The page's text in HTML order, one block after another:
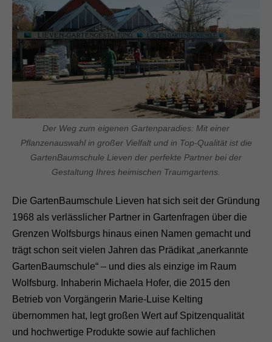
Der Weg zum eigenen Gartenparadies: Mit einer
Pflanzenauswahl in großer Vielfalt und in Top-Qualität ist die
GartenBaumschule Lieven der perfekte Partner bei der
Gestaltung Ihres heimischen Traumgartens.
Die GartenBaumschule Lieven hat sich seit der Gründung
1968 als verlässlicher Partner in Gartenfragen über die
Grenzen Wolfsburgs hinaus einen Namen gemacht und
trägt schon seit vielen Jahren das Prädikat „anerkannte
GartenBaumschule“ – und dies als einzige im Raum
Wolfsburg. Inhaberin Michaela Hofer, die 2015 den
Betrieb von Vorgängerin Marie-Luise Kelting
übernommen hat, legt großen Wert auf Spitzenqualität
und hochwertige Produkte sowie auf fachlichen